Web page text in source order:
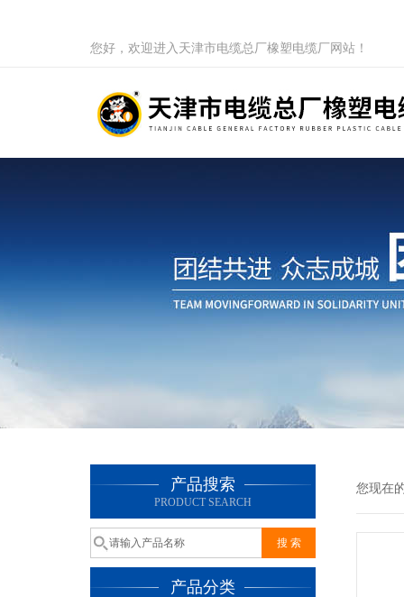
您好，欢迎进入天津市电缆总厂橡塑电缆厂网站！
产品搜索
PRODUCT SEARCH
产品分类
您现在